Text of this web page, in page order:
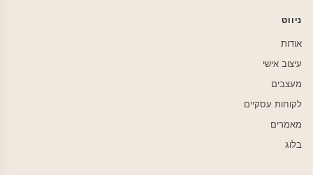
ניווט
אודות
עיצוב אישי
מעצבים
לקוחות עסקיים
מאמרים
בלוג